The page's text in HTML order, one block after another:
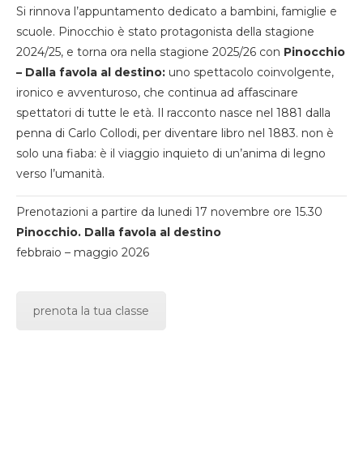
Si rinnova l’appuntamento dedicato a bambini, famiglie e
scuole. Pinocchio è stato protagonista della stagione
2024/25, e torna ora nella stagione 2025/26 con Pinocchio
– Dalla favola al destino: uno spettacolo coinvolgente,
ironico e avventuroso, che continua ad affascinare
spettatori di tutte le età. Il racconto nasce nel 1881 dalla
penna di Carlo Collodi, per diventare libro nel 1883. non è
solo una fiaba: è il viaggio inquieto di un’anima di legno
verso l’umanità.
Prenotazioni a partire da lunedi 17 novembre ore 15.30
Pinocchio. Dalla favola al destino
febbraio – maggio 2026
prenota la tua classe